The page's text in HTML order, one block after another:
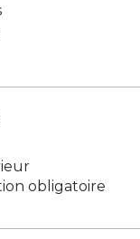
obligatoire